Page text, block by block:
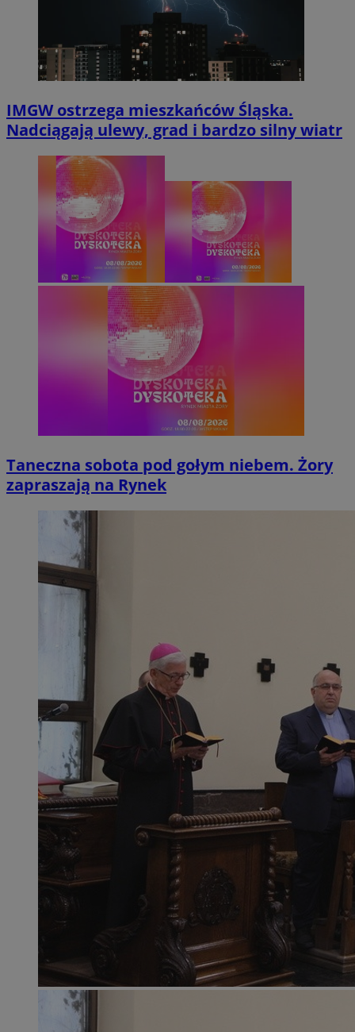
IMGW ostrzega mieszkańców Śląska.
Nadciągają ulewy, grad i bardzo silny wiatr
Taneczna sobota pod gołym niebem. Żory
zapraszają na Rynek